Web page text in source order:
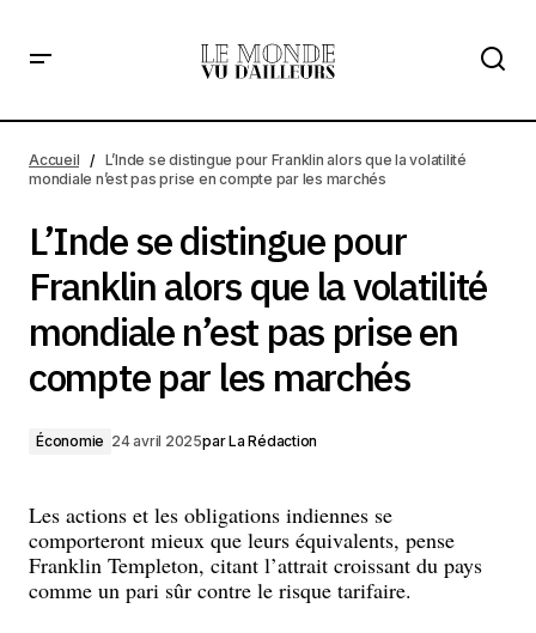
mondiale n’est pas prise en compte par les marchés
Accueil
L’Inde se distingue pour Franklin alors que la volatilité
mondiale n’est pas prise en compte par les marchés
L’Inde se distingue pour
Franklin alors que la volatilité
mondiale n’est pas prise en
compte par les marchés
Économie 24 avril 2025parLa Rédaction
Les actions et les obligations indiennes se
comporteront mieux que leurs équivalents, pense
Franklin Templeton, citant l’attrait croissant du pays
comme un pari sûr contre le risque tarifaire.